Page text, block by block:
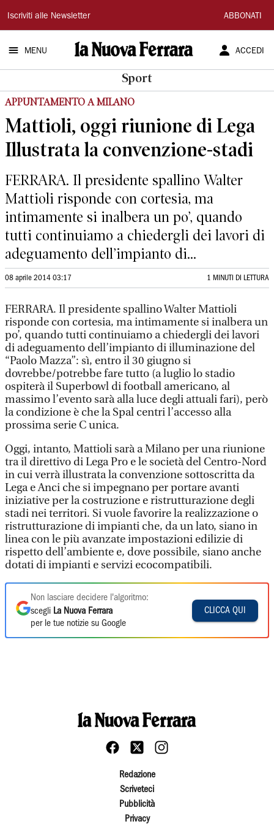
La
Nuova
Ferrara
Iscriviti alle Newsletter ABBONATI
MENU ACCEDI
Sport
APPUNTAMENTO A MILANO
Mattioli, oggi riunione di Lega
Illustrata la convenzione-stadi
FERRARA. Il presidente spallino Walter
Mattioli risponde con cortesia, ma
intimamente si inalbera un po’, quando
tutti continuiamo a chiedergli dei lavori di
adeguamento dell’impianto di...
08 aprile 2014 03:17 1 MINUTI DI LETTURA
FERRARA. Il presidente spallino Walter Mattioli
risponde con cortesia, ma intimamente si inalbera un
po’, quando tutti continuiamo a chiedergli dei lavori
di adeguamento dell’impianto di illuminazione del
“Paolo Mazza”: sì, entro il 30 giugno si
dovrebbe/potrebbe fare tutto (a luglio lo stadio
ospiterà il Superbowl di football americano, al
massimo l’evento sarà alla luce degli attuali fari), però
la condizione è che la Spal centri l’accesso alla
prossima serie C unica.
Oggi, intanto, Mattioli sarà a Milano per una riunione
tra il direttivo di Lega Pro e le società del Centro-Nord
in cui verrà illustrata la convenzione sottoscritta da
Lega e Anci che si impegnano per portare avanti
iniziative per la costruzione e ristrutturazione degli
stadi nei territori. Si vuole favorire la realizzazione o
ristrutturazione di impianti che, da un lato, siano in
linea con le più avanzate impostazioni edilizie di
rispetto dell’ambiente e, dove possibile, siano anche
dotati di impianti e servizi ecocompatibili.
Non lasciare decidere l'algoritmo:
scegli La Nuova Ferrara
per le tue notizie su Google
CLICCA QUI
Redazione
Scriveteci
Pubblicità
Privacy